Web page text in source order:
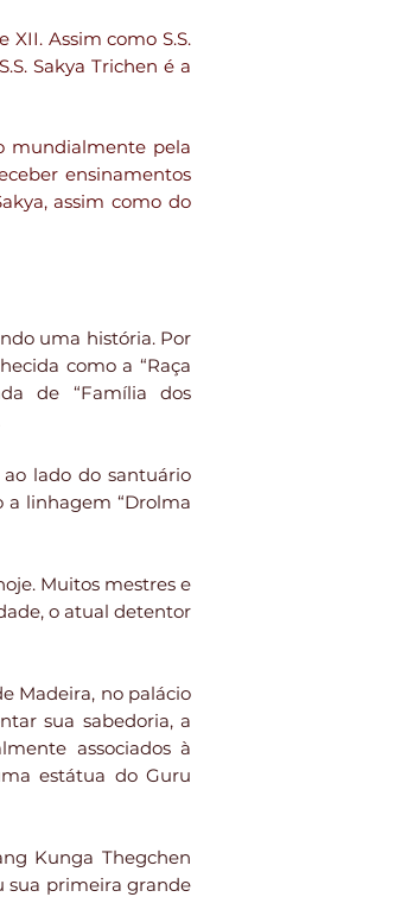
Assim como S.S.
Sakya Trichen é a
mundialmente pela
ensinamentos
assim como do
uma história. Por
como a “Raça
de “Família dos
lado do santuário
a linhagem “Drolma
Muitos mestres e
o atual detentor
Madeira, no palácio
sua sabedoria, a
associados à
estátua do Guru
Kunga Thegchen
sua primeira grande